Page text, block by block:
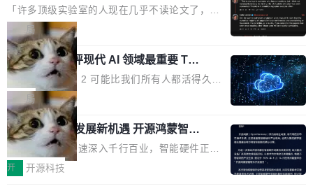
了
「许多顶级实验室的人现在几乎不读论文了，而
且他们认为 ICLR/ICML/NeurIPS 充斥着大量过
度宣传和欺诈。」 OpenAI 研究员 Keller Jorda
n 这条推文引发了广泛讨论。他不是在说风凉
话，他是说出了一个圈内人尽皆知但很少公开捅
破的事实。 Jordan 随后补充了一句软化声明：
「我不认为这些会议上大部分论文都在过度宣传
或造假。问题是，作为读者，如果你筛选出那些
看起来最令人兴奋的论文，那它们大部分都是过
度宣传的。」 这才是真正的痛点。不是所有论文
都有问题，是最吸引眼球的那批论文最有问题。
局
xAI 前工程师评现代 AI 领域最重要 Top
3 开源项目
Flash Attention 2 可能比我们所有人都活得久。
这句话不是来自某个技术博客，而是出自 Hieu
Pham 的一条推文。Hieu Pham 是谁？他是 xAI
的早期工程师之一，在 Grok 训练基础设施团队
工作过。近日他在 X 上发了一条帖子，列出了他
认为现代 AI 领域最重要的三个开源项目。 第一
个名字毫无悬念：Flash Attention 2。 Hieu 的
局
共商智能硬件发展新机遇 开源鸿蒙智能
硬件开发者日杭州站即将举行
随着万物智联加速深入千行百业，智能硬件正从
单点设备迈向智能化、网联化、协同化发展。作
开 开源科技